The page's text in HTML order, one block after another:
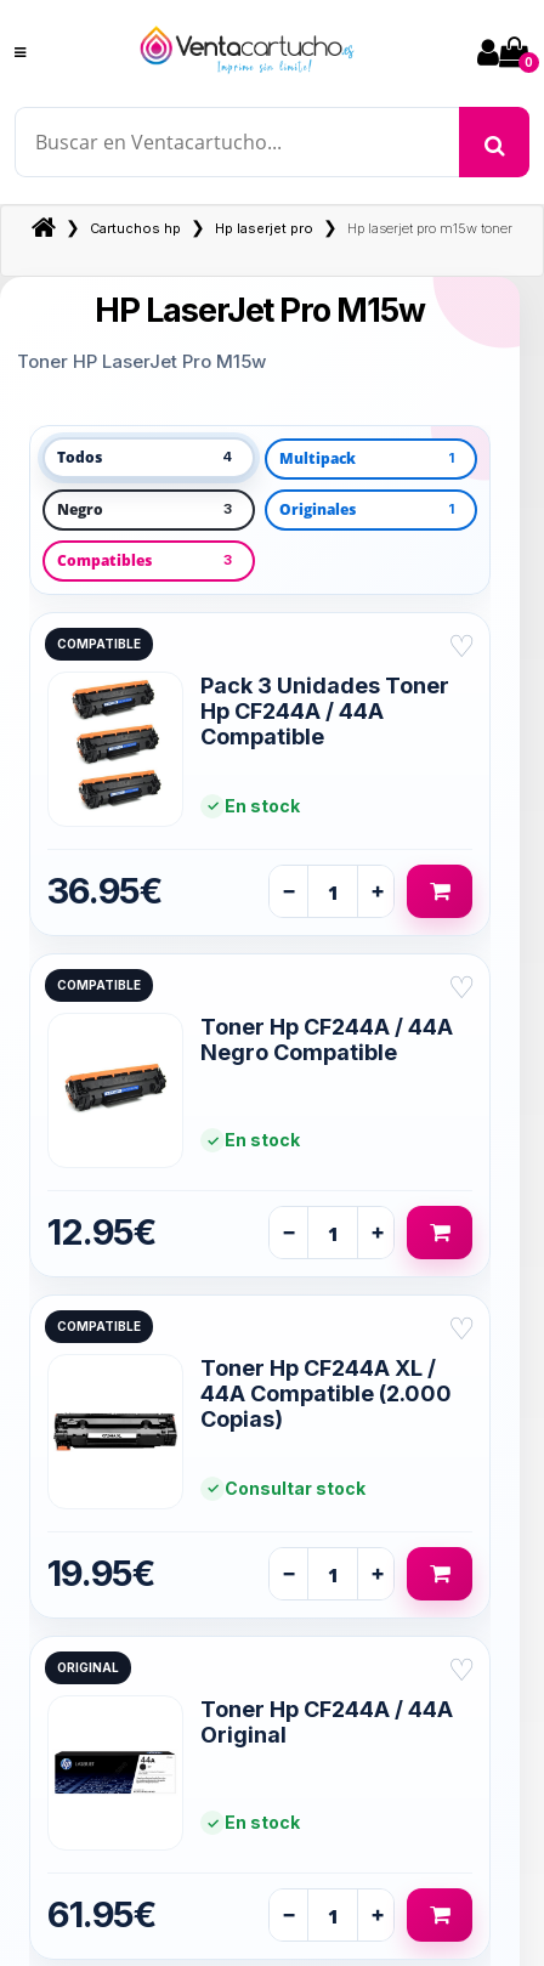
0
❯ Cartuchos hp ❯ Hp laserjet pro ❯ Hp laserjet pro m15w toner
HP LaserJet Pro M15w
Toner HP LaserJet Pro M15w
Todos 4 Multipack 1
Negro 3 Originales 1
Compatibles 3
COMPATIBLE ♡
Pack 3 Unidades Toner
Hp CF244A / 44A
Compatible
En stock
36.95€ − +
COMPATIBLE ♡
Toner Hp CF244A / 44A
Negro Compatible
En stock
12.95€ − +
COMPATIBLE ♡
Toner Hp CF244A XL /
44A Compatible (2.000
Copias)
Consultar stock
19.95€ − +
ORIGINAL ♡
Toner Hp CF244A / 44A
Original
En stock
61.95€ − +